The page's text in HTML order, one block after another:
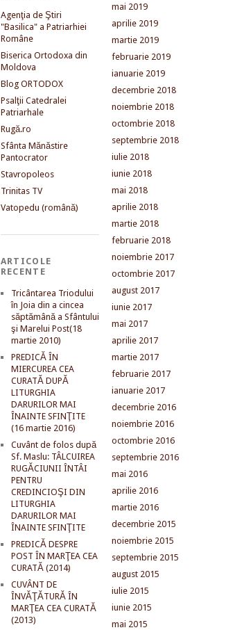
Agenţia de Ştiri
"Basilica" a Patriarhiei
Române
Biserica Ortodoxa din
Moldova
Blog ORTODOX
Psalţii Catedralei
Patriarhale
Rugă.ro
Sfânta Mănăstire
Pantocrator
Stavropoleos
Trinitas TV
Vatopedu (română)
ARTICOLE
RECENTE
Tricântarea Triodului
în Joia din a cincea
săptămână a Sfântului
şi Marelui Post(18
martie 2010)
PREDICĂ ÎN
MIERCUREA CEA
CURATĂ DUPĂ
LITURGHIA
DARURILOR MAI
ÎNAINTE SFINŢITE
(16 martie 2016)
Cuvânt de folos după
Sf. Maslu: TÂLCUIREA
RUGĂCIUNII ÎNTÂI
PENTRU
CREDINCIOŞI DIN
LITURGHIA
DARURILOR MAI
ÎNAINTE SFINŢITE
PREDICĂ DESPRE
POST ÎN MARŢEA CEA
CURATĂ (2014)
CUVÂNT DE
ÎNVĂŢĂTURĂ ÎN
MARŢEA CEA CURATĂ
(2013)
mai 2019
aprilie 2019
martie 2019
februarie 2019
ianuarie 2019
decembrie 2018
noiembrie 2018
octombrie 2018
septembrie 2018
iulie 2018
iunie 2018
mai 2018
aprilie 2018
martie 2018
februarie 2018
noiembrie 2017
octombrie 2017
august 2017
iunie 2017
mai 2017
aprilie 2017
martie 2017
februarie 2017
ianuarie 2017
decembrie 2016
noiembrie 2016
octombrie 2016
septembrie 2016
mai 2016
aprilie 2016
martie 2016
decembrie 2015
noiembrie 2015
septembrie 2015
august 2015
iulie 2015
iunie 2015
mai 2015